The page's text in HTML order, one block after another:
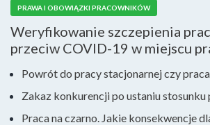
PRAWA I OBOWIĄZKI PRACOWNIKÓW
Weryfikowanie szczepienia
przeciw COVID-19 w miejscu
Powrót do pracy stacjonarnej czy
Zakaz konkurencji po ustaniu stosunku
Praca na czarno. Jakie konsekwencje